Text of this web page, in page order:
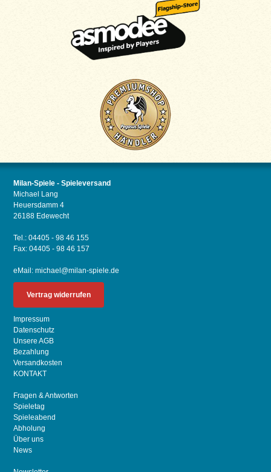
Milan-Spiele - Spieleversand
Michael Lang
Heuersdamm 4
26188 Edewecht
Tel.: 04405 - 98 46 155
Fax: 04405 - 98 46 157
eMail:michael@milan-spiele.de
Vertrag widerrufen
Impressum
Datenschutz
Unsere AGB
Bezahlung
Versandkosten
KONTAKT
Fragen & Antworten
Spieletag
Spieleabend
Abholung
Über uns
News